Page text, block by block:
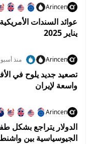
Arincen
عوائد السندات
يناير 2025
Arincen منذ
تصعيد جديد يلوح في
واسعة لإيران
Arincen
الدولار يتراجع بشكل
الجيوسياسية بين